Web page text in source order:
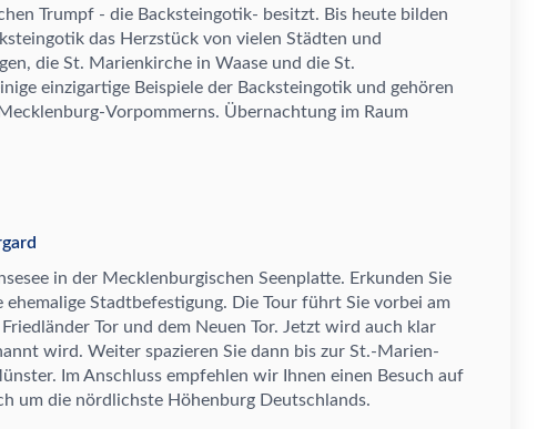
Trumpf - die Backsteingotik- besitzt. Bis heute bilden
das Herzstück von vielen Städten und
die St. Marienkirche in Waase und die St.
einzigartige Beispiele der Backsteingotik und gehören
Vorpommerns. Übernachtung im Raum
in der Mecklenburgischen Seenplatte. Erkunden Sie
ehemalige Stadtbefestigung. Die Tour führt Sie vorbei am
änder Tor und dem Neuen Tor. Jetzt wird auch klar
wird. Weiter spazieren Sie dann bis zur St.-Marien-
ünster. Im Anschluss empfehlen wir Ihnen einen Besuch auf
um die nördlichste Höhenburg Deutschlands.